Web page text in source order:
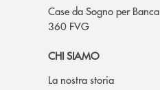
Case da Sogno per Banca
360 FVG
CHI SIAMO
La nostra storia